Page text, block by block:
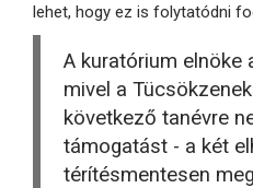
lehet, hogy ez is folytatódni
A kuratórium elnöke
mivel a
következő tanévre
támogatást - a két
térítésmentesen